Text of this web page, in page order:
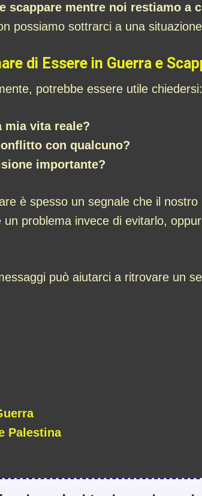
scappare mentre noi restiamo a
possiamo sottrarci a una
di Essere in Guerra e
potrebbe essere utile chiedersi:
mia vita reale?
con qualcuno?
importante?
è spesso un segnale che il
problema invece di evitarlo,
può aiutarci a ritrovare un
Palestina